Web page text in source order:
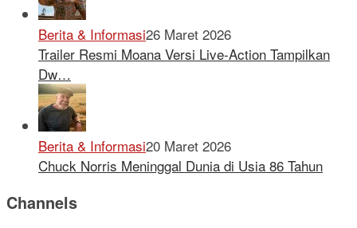
Berita & Informasi26 Maret 2026
Trailer Resmi Moana Versi Live-Action Tampilkan
Dw…
Berita & Informasi20 Maret 2026
Chuck Norris Meninggal Dunia di Usia 86 Tahun
Channels